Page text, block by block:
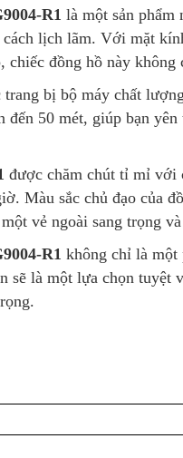
R1 là một sản
lịch lãm. Với mặt
chiếc đồng hồ này
trang bị bộ máy chất
đến 50 mét, giúp bạn
được chăm chút tỉ mỉ với
Màu sắc chủ đạo của
vẻ ngoài sang trọng
R1 không chỉ là một
sẽ là một lựa chọn